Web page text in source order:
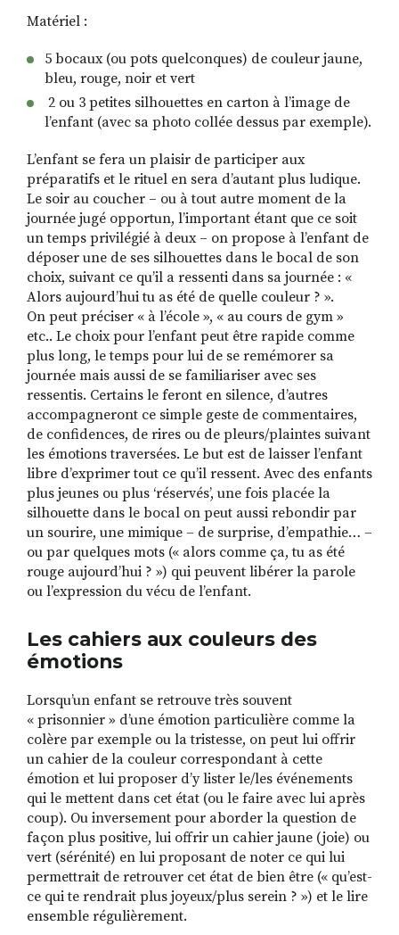
Matériel :
5 bocaux (ou pots quelconques) de couleur jaune,
bleu, rouge, noir et vert
2 ou 3 petites silhouettes en carton à l’image de
l’enfant (avec sa photo collée dessus par exemple).
L’enfant se fera un plaisir de participer aux
préparatifs et le rituel en sera d’autant plus ludique.
Le soir au coucher – ou à tout autre moment de la
journée jugé opportun, l’important étant que ce soit
un temps privilégié à deux – on propose à l’enfant de
déposer une de ses silhouettes dans le bocal de son
choix, suivant ce qu’il a ressenti dans sa journée : «
Alors aujourd’hui tu as été de quelle couleur ? ».
On peut préciser « à l’école », « au cours de gym »
etc.. Le choix pour l’enfant peut être rapide comme
plus long, le temps pour lui de se remémorer sa
journée mais aussi de se familiariser avec ses
ressentis. Certains le feront en silence, d’autres
accompagneront ce simple geste de commentaires,
de confidences, de rires ou de pleurs/plaintes suivant
les émotions traversées. Le but est de laisser l’enfant
libre d’exprimer tout ce qu’il ressent. Avec des enfants
plus jeunes ou plus ‘réservés’, une fois placée la
silhouette dans le bocal on peut aussi rebondir par
un sourire, une mimique – de surprise, d’empathie… –
ou par quelques mots (« alors comme ça, tu as été
rouge aujourd’hui ? ») qui peuvent libérer la parole
ou l’expression du vécu de l’enfant.
Les cahiers aux couleurs des
émotions
Lorsqu’un enfant se retrouve très souvent
« prisonnier » d’une émotion particulière comme la
colère par exemple ou la tristesse, on peut lui offrir
un cahier de la couleur correspondant à cette
émotion et lui proposer d’y lister le/les événements
qui le mettent dans cet état (ou le faire avec lui après
coup). Ou inversement pour aborder la question de
façon plus positive, lui offrir un cahier jaune (joie) ou
vert (sérénité) en lui proposant de noter ce qui lui
permettrait de retrouver cet état de bien être (« qu’est-
ce qui te rendrait plus joyeux/plus serein ? ») et le lire
ensemble régulièrement.